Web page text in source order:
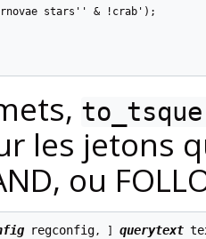
stars'' & !crab');
les jetons
ou
regconfig, querytext